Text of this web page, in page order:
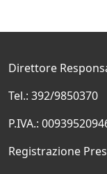
Direttore
Tel.: 392/9850370
P.IVA.:
Registrazione